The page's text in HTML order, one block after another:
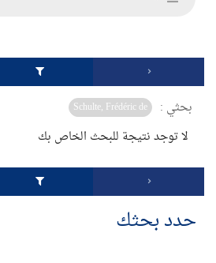
بحثي : Schulte, Frédéric de
لا توجد نتيجة للبحث الخاص بك
حدد بحثك